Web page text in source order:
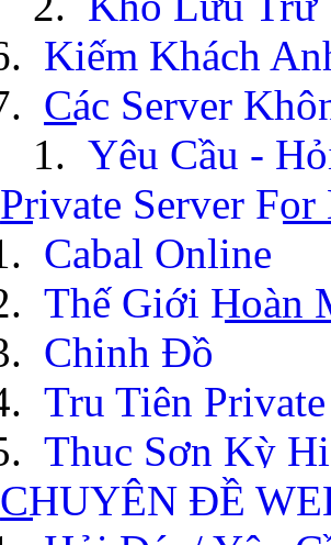
Kiếm Khách
Các Server
Yêu Cầu -
Private Server
Cabal Online
Thế Giới Hoàn
Chinh Đồ
Tru Tiên Private
Thục Sơn Kỳ
CHUYÊN ĐỀ